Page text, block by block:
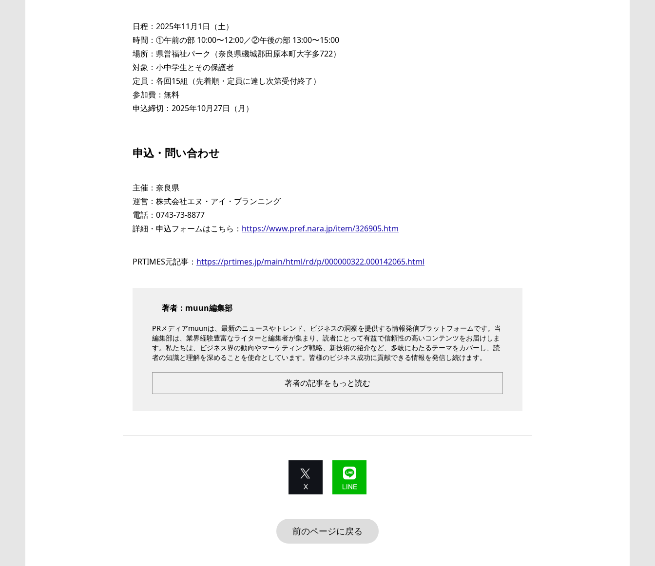
日程：2025年11月1日（土）
時間：①午前の部 10:00〜12:00／②午後の部 13:00〜15:00
場所：県営福祉パーク（奈良県磯城郡田原本町大字多722）
対象：小中学生とその保護者
定員：各回15組（先着順・定員に達し次第受付終了）
参加費：無料
申込締切：2025年10月27日（月）
申込・問い合わせ
主催：奈良県
運営：株式会社エヌ・アイ・プランニング
電話：0743-73-8877
詳細・申込フォームはこちら： https://www.pref.nara.jp/item/326905.htm
PRTIMES元記事： https://prtimes.jp/main/html/rd/p/000000322.000142065.html
著者：muun編集部
PRメディアmuunは、最新のニュースやトレンド、ビジネスの洞察を提供する情報発信プラットフォームです。当
編集部は、業界経験豊富なライターと編集者が集まり、読者にとって有益で信頼性の高いコンテンツをお届けしま
す。私たちは、ビジネス界の動向やマーケティング戦略、新技術の紹介など、多岐にわたるテーマをカバーし、読
者の知識と理解を深めることを使命としています。皆様のビジネス成功に貢献できる情報を発信し続けます。
著者の記事をもっと読む
前のページに戻る